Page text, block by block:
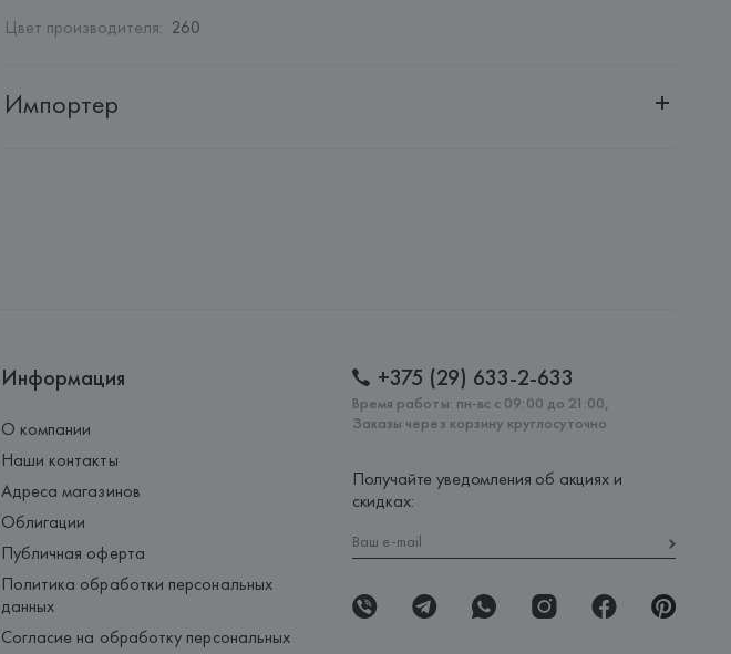
Цвет производителя: 260
Импортер
Информация
О компании
Наши контакты
Адреса магазинов
Облигации
Публичная оферта
Политика обработки персональных
данных
Согласие на обработку персональных
+375 (29) 633-2-633
Время работы: пн-вс с 09:00 до 21:00,
Заказы через корзину круглосуточно
Получайте уведомления об акциях и
скидках: